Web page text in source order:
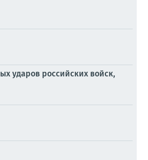
ударов российских войск,